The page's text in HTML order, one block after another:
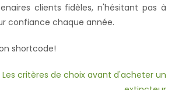
clients fidèles, n'hésitant pas à
confiance chaque année.
shortcode!
Les critères de choix avant d'acheter un